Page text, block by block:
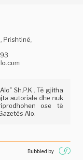
Prishtinë,
Sh.P.K . Të gjitha
autoriale dhe nuk
ose të
Alo.
Bubbled by